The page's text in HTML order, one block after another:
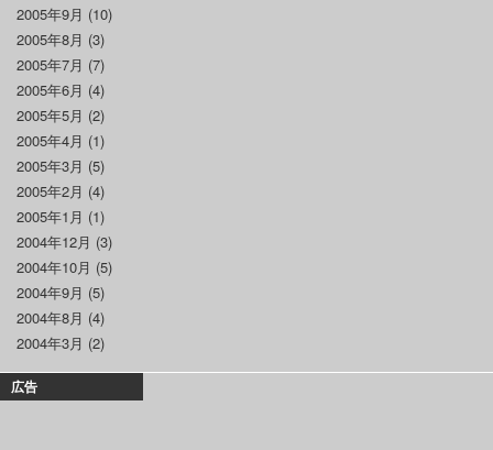
2005年9月 (10)
2005年8月 (3)
2005年7月 (7)
2005年6月 (4)
2005年5月 (2)
2005年4月 (1)
2005年3月 (5)
2005年2月 (4)
2005年1月 (1)
2004年12月 (3)
2004年10月 (5)
2004年9月 (5)
2004年8月 (4)
2004年3月 (2)
広告